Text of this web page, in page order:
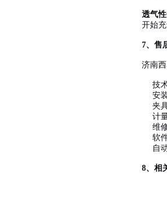
透气
开始
7、售
济南
技
安
夹
计
维
软
自
8、相